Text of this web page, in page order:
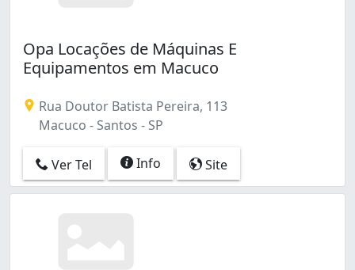
Opa Locações de Máquinas E
Equipamentos em Macuco
Rua Doutor Batista Pereira, 113
Macuco - Santos - SP
Ver Tel Info Site